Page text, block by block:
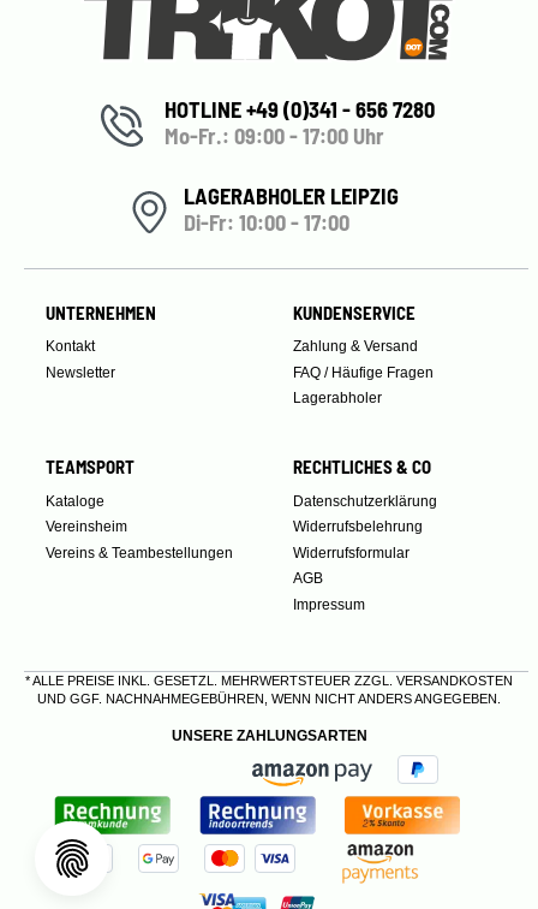
HOTLINE +49 (0)341 - 656 7280
Mo-Fr.: 09:00 - 17:00 Uhr
LAGERABHOLER LEIPZIG
Di-Fr: 10:00 - 17:00
UNTERNEHMEN
Kontakt
Newsletter
KUNDENSERVICE
Zahlung & Versand
FAQ / Häufige Fragen
Lagerabholer
TEAMSPORT
Kataloge
Vereinsheim
Vereins & Teambestellungen
RECHTLICHES & CO
Datenschutzerklärung
Widerrufsbelehrung
Widerrufsformular
AGB
Impressum
* ALLE PREISE INKL. GESETZL. MEHRWERTSTEUER ZZGL. VERSANDKOSTEN
UND GGF. NACHNAHMEGEBÜHREN, WENN NICHT ANDERS ANGEGEBEN.
UNSERE ZAHLUNGSARTEN